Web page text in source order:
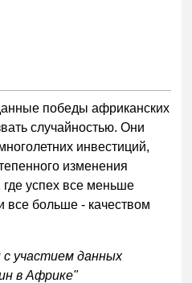
победы африканских
случайностью. Они
инвестиций,
изменения
успех все меньше
все больше - качеством
участием данных
в Африке"